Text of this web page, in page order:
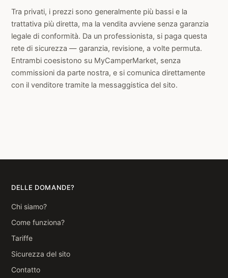
Tra privati, i prezzi sono generalmente più bassi e la
trattativa più diretta, ma la vendita avviene senza garanzia
legale di conformità. Da un professionista, si paga questa
rete di sicurezza — garanzia, revisione, a volte permuta.
Entrambi coesistono su MyCamperMarket, senza
commissioni da parte nostra, e si comunica direttamente
con il venditore tramite la messaggistica del sito.
DELLE DOMANDE?
Chi siamo?
Come funziona?
Tariffe
Sicurezza del sito
Contatto